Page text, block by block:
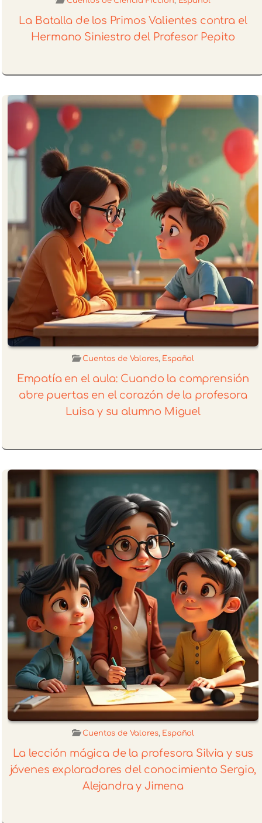
La Batalla de los Primos Valientes contra el
Hermano Siniestro del Profesor Pepito
Cuentos de Valores, Español
Empatía en el aula: Cuando la comprensión
abre puertas en el corazón de la profesora
Luisa y su alumno Miguel
Cuentos de Valores, Español
La lección mágica de la profesora Silvia y sus
jóvenes exploradores del conocimiento Sergio,
Alejandra y Jimena